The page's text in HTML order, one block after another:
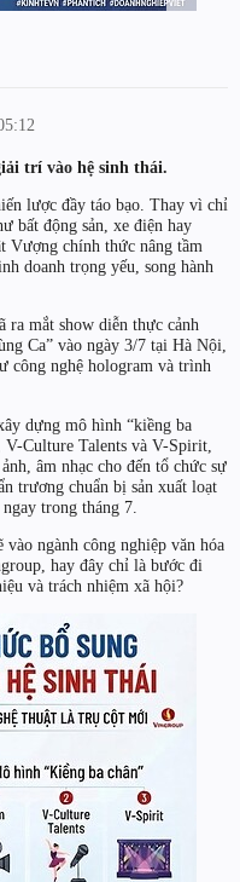
trí vào hệ sinh thái.
lược đầy táo bạo. Thay vì chỉ
bất động sản, xe điện hay
Vượng chính thức nâng tầm
doanh trọng yếu, song hành
ra mắt show diễn thực cảnh
Ca” vào ngày 3/7 tại Hà Nội,
công nghệ hologram và trình
dựng mô hình “kiềng ba
Culture Talents và V-Spirit,
âm nhạc cho đến tổ chức sự
trương chuẩn bị sản xuất loạt
trong tháng 7.
ngành công nghiệp văn hóa
hay đây chỉ là bước đi
và trách nhiệm xã hội?